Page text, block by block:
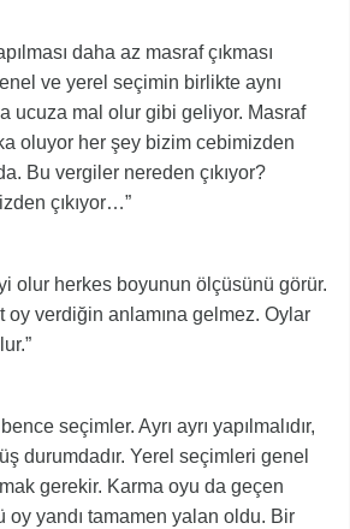
daha az masraf çıkması
ve yerel seçimin birlikte aynı
ucuza mal olur gibi geliyor. Masraf
oluyor her şey bizim cebimizden
Bu vergiler nereden çıkıyor?
çıkıyor…”
olur herkes boyunun ölçüsünü görür.
oy verdiğin anlamına gelmez. Oylar
seçimler. Ayrı ayrı yapılmalıdır,
durumdadır. Yerel seçimleri genel
gerekir. Karma oyu da geçen
oy yandı tamamen yalan oldu. Bir